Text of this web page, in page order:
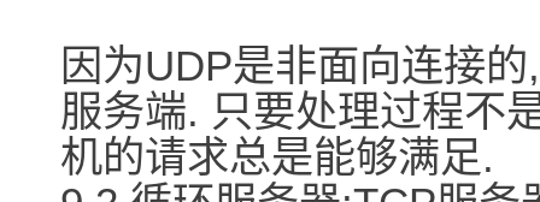
因为UDP是非面向连接
服务端. 只要处理过程不
机的请求总是能够满足.